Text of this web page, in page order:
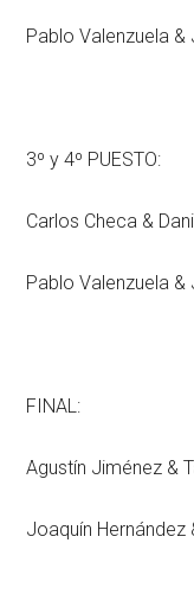
Pablo Valenzuela
3º y 4º PUESTO:
Carlos Checa
Pablo
FINAL:
Agustín
Joaquín